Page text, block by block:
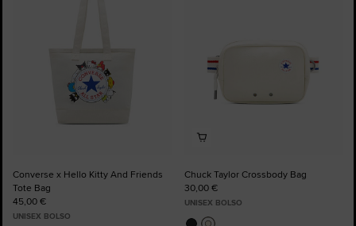
Converse x Hello Kitty And Friends
Tote Bag
45,00 €
UNISEX BOLSO
Chuck Taylor Crossbody Bag
30,00 €
UNISEX BOLSO